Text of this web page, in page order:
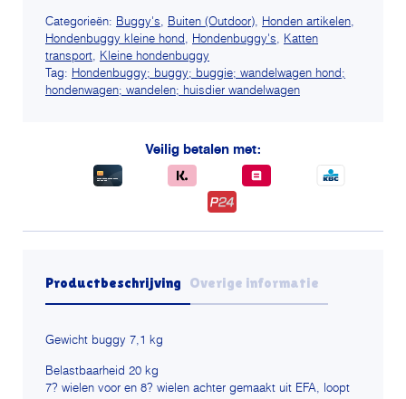
ALLURE
-
hippe
dierenprints
Cheetah
Categorieën: Buggy's, Buiten (Outdoor), Honden artikelen,
Hondenbuggy kleine hond, Hondenbuggy's, Katten
transport, Kleine hondenbuggy
Tag: Hondenbuggy; buggy; buggie; wandelwagen hond;
hondenwagen; wandelen; huisdier wandelwagen
Veilig betalen met:
Productbeschrijving Overige informatie
Gewicht buggy 7,1 kg
Belastbaarheid 20 kg
7? wielen voor en 8? wielen achter gemaakt uit EFA, loopt